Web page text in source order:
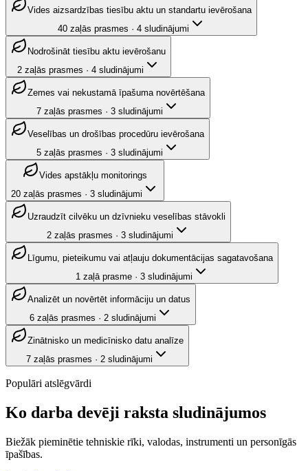
Vides aizsardzības tiesību aktu un standartu ievērošana
40 zaļās prasmes · 4 sludinājumi
Nodrošināt tiesību aktu ievērošanu
2 zaļās prasmes · 4 sludinājumi
Zemes vai nekustamā īpašuma novērtēšana
7 zaļās prasmes · 3 sludinājumi
Veselības un drošības procedūru ievērošana
5 zaļās prasmes · 3 sludinājumi
Vides apstākļu monitorings
20 zaļās prasmes · 3 sludinājumi
Uzraudzīt cilvēku un dzīvnieku veselības stāvokli
2 zaļās prasmes · 3 sludinājumi
Līgumu, pieteikumu vai atļauju dokumentācijas sagatavošana
1 zaļā prasme· 3 sludinājumi
Analizēt un novērtēt informāciju un datus
6 zaļās prasmes · 2 sludinājumi
Zinātnisko un medicīnisko datu analīze
7 zaļās prasmes · 2 sludinājumi
Populāri atslēgvārdi
Ko darba devēji raksta sludinājumos
Biežāk pieminētie tehniskie rīki, valodas, instrumenti un personīgās
īpašības.